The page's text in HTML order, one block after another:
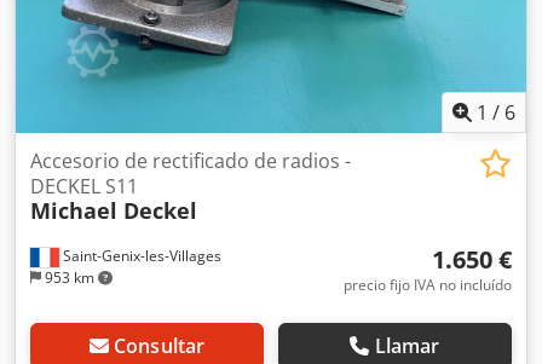
1 / 6
Saint-Genix-les-Villages
953 km
Accesorio de rectificado de radios -
DECKEL S11
Michael Deckel
1.650 €
precio fijo IVA no incluído
Consultar Llamar